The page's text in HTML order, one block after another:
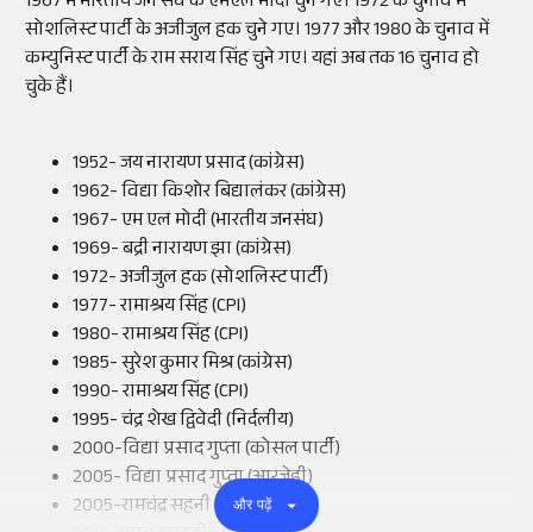
सोशलिस्ट पार्टी के अजीजुल हक चुने गए। 1977 और 1980 के चुनाव में
कम्युनिस्ट पार्टी के राम सराय सिंह चुने गए। यहां अब तक 16 चुनाव हो
चुके हैं।
1952- जय नारायण प्रसाद (कांग्रेस)
1962- विद्या किशोर बिद्यालंकर (कांग्रेस)
1967- एम एल मोदी (भारतीय जनसंघ)
1969- बद्री नारायण झा (कांग्रेस)
1972- अजीजुल हक (सोशलिस्ट पार्टी)
1977- रामाश्रय सिंह (CPI)
1980- रामाश्रय सिंह (CPI)
1985- सुरेश कुमार मिश्र (कांग्रेस)
1990- रामाश्रय सिंह (CPI)
1995- चंद्र शेख द्विवेदी (निर्दलीय)
2000-विद्या प्रसाद गुप्ता (कोसल पार्टी)
2005- विद्या प्रसाद गुप्ता (आरजेडी)
2005-रामचंद्र सहनी (बीजेपी)
और पढ़ें